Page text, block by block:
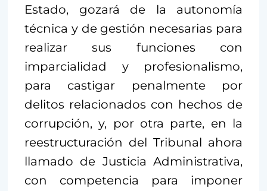
Estado, gozará de la autonomía
técnica y de gestión necesarias para
realizar sus funciones con
imparcialidad y profesionalismo,
para castigar penalmente por
delitos relacionados con hechos de
corrupción, y, por otra parte, en la
reestructuración del Tribunal ahora
llamado de Justicia Administrativa,
con competencia para imponer